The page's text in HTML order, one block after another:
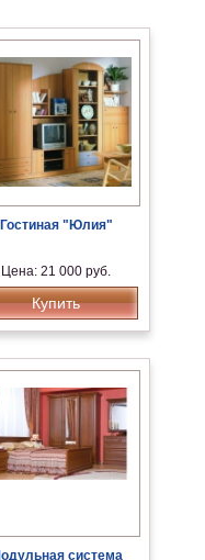
Гостиная "Юлия"
Цена: 21 000 руб.
Купить
система